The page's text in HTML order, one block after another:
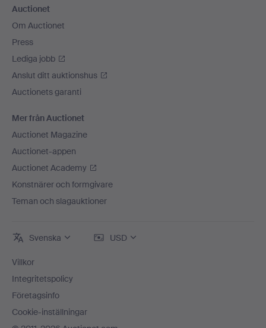
Auctionet
Om Auctionet
Press
Lediga jobb
Anslut ditt auktionshus
Auctionets garanti
Mer från Auctionet
Auctionet Magazine
Auctionet-appen
Auctionet Academy
Konstnärer och formgivare
Teman och slagauktioner
Svenska USD
Villkor
Integritetspolicy
Företagsinfo
Cookie-inställningar